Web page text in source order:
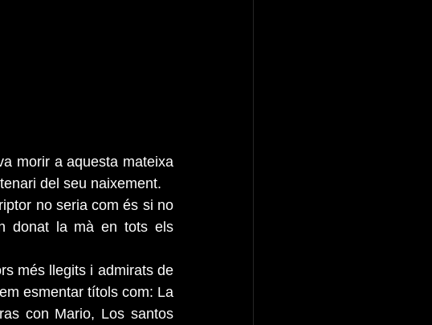
morir a aquesta mateixa
del seu naixement.
no seria com és si no
donat la mà en tots els
més llegits i admirats de
esmentar títols com: La
con Mario, Los santos